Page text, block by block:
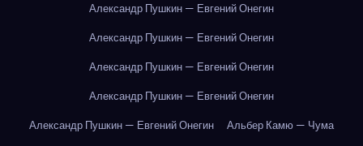
Александр Пушкин — Евгений Онегин
Александр Пушкин — Евгений Онегин
Александр Пушкин — Евгений Онегин
Александр Пушкин — Евгений Онегин
Александр Пушкин — Евгений Онегин
Альбер Камю — Чума